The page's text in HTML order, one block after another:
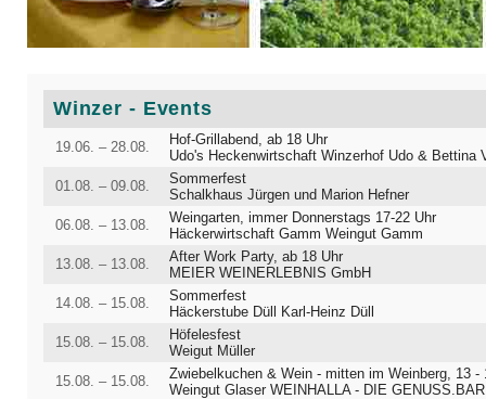
Winzer - Events
19.06. – 28.08.
Hof-Grillabend, ab 18 Uhr
Udo's Heckenwirtschaft Winzerhof Udo & Bettina
01.08. – 09.08.
Sommerfest
Schalkhaus Jürgen und Marion Hefner
06.08. – 13.08.
Weingarten, immer Donnerstags 17-22 Uhr
Häckerwirtschaft Gamm Weingut Gamm
13.08. – 13.08.
After Work Party, ab 18 Uhr
MEIER WEINERLEBNIS GmbH
14.08. – 15.08.
Sommerfest
Häckerstube Düll Karl-Heinz Düll
15.08. – 15.08.
Höfelesfest
Weigut Müller
15.08. – 15.08.
Weingut Glaser WEINHALLA - DIE GENUSS.BAR IM